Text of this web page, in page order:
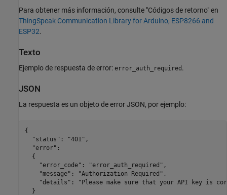
Para obtener más información, consulte "Códigos de retorno" en
ThingSpeak Communication Library for Arduino, ESP8266 and
ESP32.
Texto
Ejemplo de respuesta de error: error_auth_required .
JSON
La respuesta es un objeto de error JSON, por ejemplo:
{
  "status": "401",
  "error":
  {
    "error_code": "error_auth_required",
    "message": "Authorization Required",
"details": "Please make sure that your API key is
  }